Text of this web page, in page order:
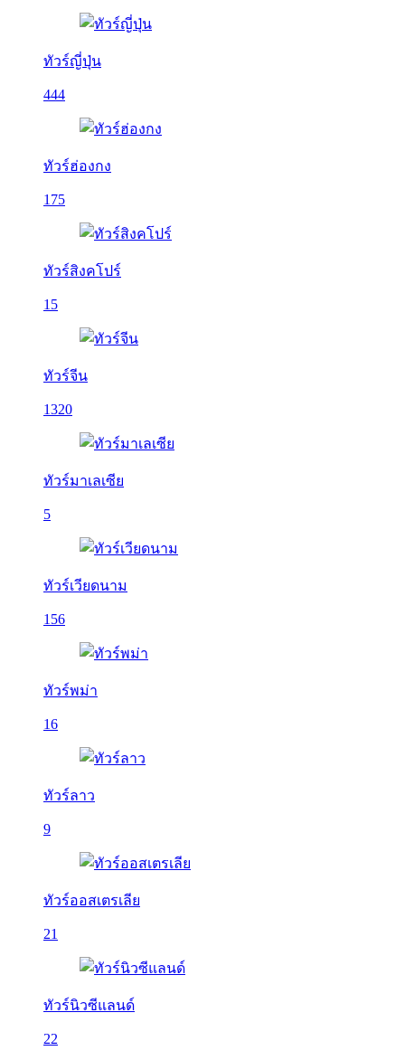
ทัวร์ญี่ปุ่น
444
ทัวร์ฮ่องกง
175
ทัวร์สิงคโปร์
15
ทัวร์จีน
1320
ทัวร์มาเลเซีย
5
ทัวร์เวียดนาม
156
ทัวร์พม่า
16
ทัวร์ลาว
9
ทัวร์ออสเตรเลีย
21
ทัวร์นิวซีแลนด์
22